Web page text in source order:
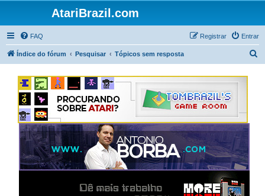
AtariBrazil.com
FAQ Entrar
Registrar
Índice do fórum Pesquisar Tópicos sem resposta